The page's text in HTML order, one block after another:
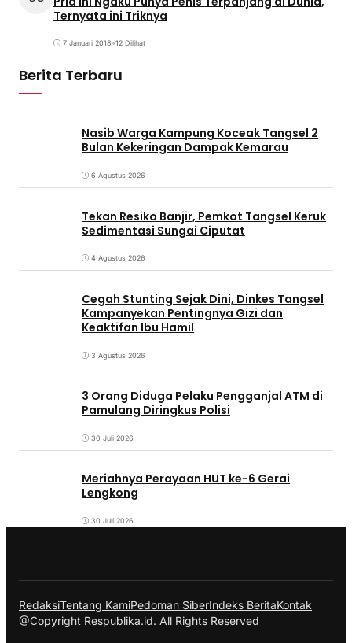
Ternyata ini Triknya
7 Januari 2018•12 Dilihat
Berita Terbaru
Nasib Warga Kampung Koceak Tangsel 2
Bulan Kekeringan Dampak Kemarau
6 Agustus 2026
Tekan Resiko Banjir, Pemkot Tangsel Keruk
Sedimentasi Sungai Ciputat
4 Agustus 2026
Cegah Stunting Sejak Dini, Dinkes Tangsel
Kampanyekan Pentingnya Gizi dan
Keaktifan Ibu Hamil
3 Agustus 2026
3 Orang Diduga Pelaku Pengganjal ATM di
Pamulang Diringkus Polisi
30 Juli 2026
Meriahnya Perayaan HUT ke-6 Gerai
Lengkong
30 Juli 2026
RedaksiTentang KamiPedoman SiberIndeks BeritaKontak
@Copyright Respublika.id. All Rights Reserved